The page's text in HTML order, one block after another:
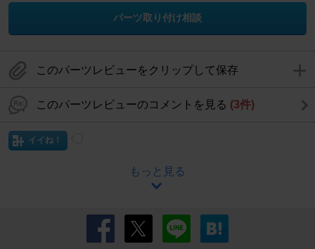
パーツ取り付け相談
このパーツレビューをクリップして保存
このパーツレビューのコメントを見る (3件)
イイね！
もっと見る